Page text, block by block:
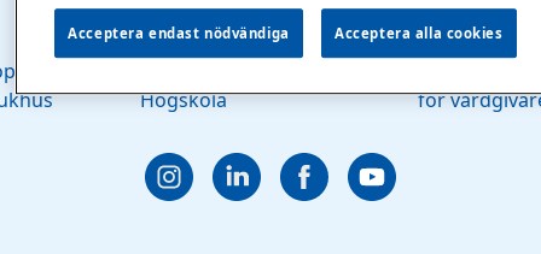
Högskola
för
Acceptera endast nödvändiga Acceptera alla cookies